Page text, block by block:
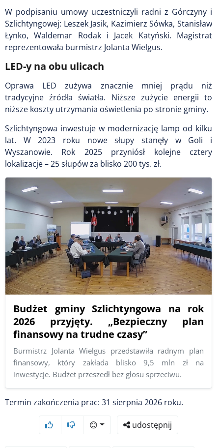
W podpisaniu umowy uczestniczyli radni z Górczyny i
Szlichtyngowej: Leszek Jasik, Kazimierz Sówka, Stanisław
Łynko, Waldemar Rodak i Jacek Katyński. Magistrat
reprezentowała burmistrz Jolanta Wielgus.
LED-y na obu ulicach
Oprawa LED zużywa znacznie mniej prądu niż
tradycyjne źródła światła. Niższe zużycie energii to
niższe koszty utrzymania oświetlenia po stronie gminy.
Szlichtyngowa inwestuje w modernizację lamp od kilku
lat. W 2023 roku nowe słupy stanęły w Goli i
Wyszanowie. Rok 2025 przyniósł kolejne cztery
lokalizacje – 25 słupów za blisko 200 tys. zł.
Budżet gminy Szlichtyngowa na rok
2026 przyjęty. „Bezpieczny plan
finansowy na trudne czasy”
Burmistrz Jolanta Wielgus przedstawiła radnym plan
finansowy, który zakłada blisko 9,5 mln zł na
inwestycje. Budżet przeszedł bez głosu sprzeciwu.
Termin zakończenia prac: 31 sierpnia 2026 roku.
😊 udostępnij